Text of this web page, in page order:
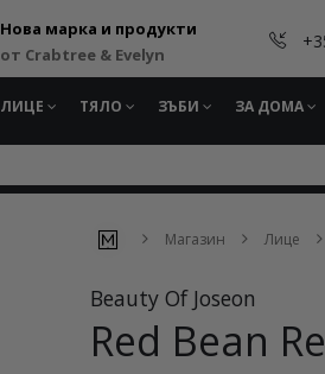
Нова марка и продукти
от Crabtree & Evelyn
ЛИЦЕ ТЯЛО ЗЪБИ ЗА ДОМА
Магазин Лице
Beauty Of Joseon
Red Bean